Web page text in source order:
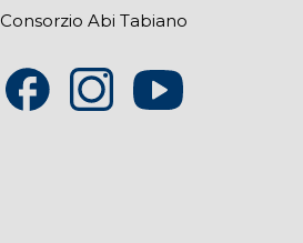
Consorzio Abi Tabiano